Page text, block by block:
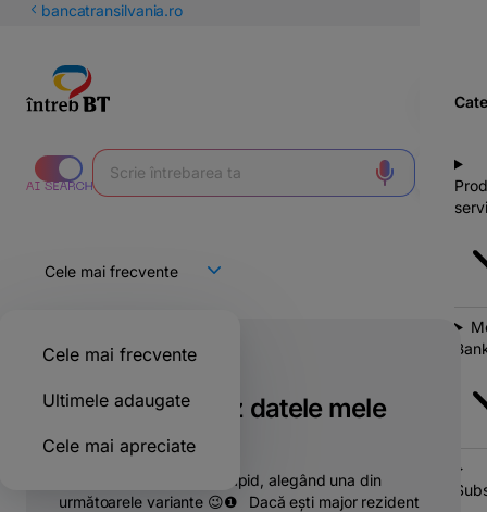
latineștibancatransilvania.ro
Cele mai frecvente
Ultimele adaugate
Cele mai apreciate
Cum actualizez datele mele
personale?
Poți face asta simplu și rapid, alegând una din
următoarele variante 😉❶⠀Dacă ești major rezident